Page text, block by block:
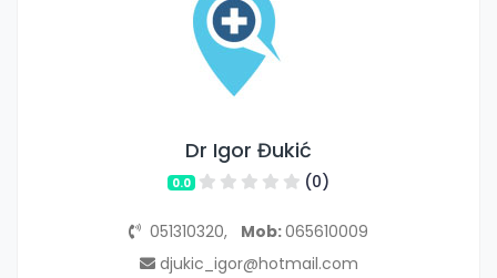
Dr Igor Đukić
0.0 (0)
051310320, Mob:065610009
djukic_igor@hotmail.com